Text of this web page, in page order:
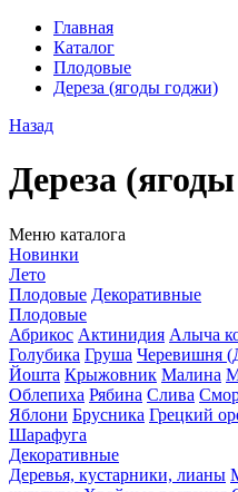
Главная
Каталог
Плодовые
Дереза (ягоды годжи)
Назад
Дереза
Меню каталога
Новинки
Лето
Плодовые Декоративные
Плодовые
Абрикос Актинидия Алыча
Голубика Груша Черевишня
Йошта Крыжовник Малина
Облепиха Рябина Слива
Яблони Брусника Грецкий
Шарафуга
Декоративные
Деревья, кустарники, лианы